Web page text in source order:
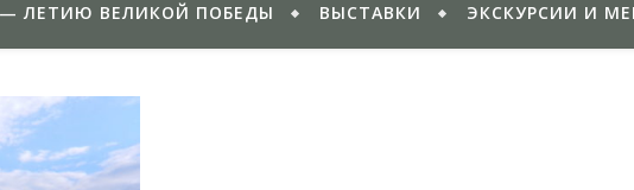
— ЛЕТИЮ ВЕЛИКОЙ ПОБЕДЫ ВЫСТАВКИ ЭКСКУРСИИ И